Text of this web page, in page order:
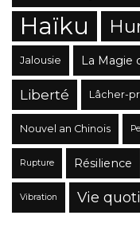
Haïku
Jalousie La Magie
Liberté Lâcher-
Nouvel an Chinois
Rupture Résilience
Vibration Vie